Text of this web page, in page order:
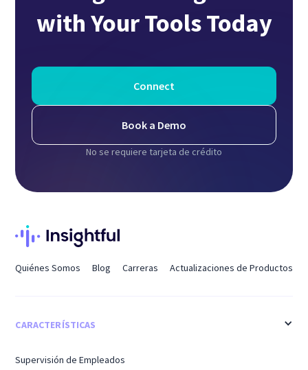
with Your Tools Today
Connect
Book a Demo
No se requiere tarjeta de crédito
Quiénes Somos Blog Carreras Actualizaciones de Productos
CARACTERÍSTICAS
Supervisión de Empleados